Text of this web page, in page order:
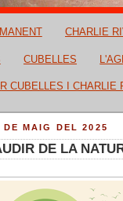
CHARLIE
CUBELLES
CUBELLES I CHARLIE
MAIG DEL 2025
DE LA